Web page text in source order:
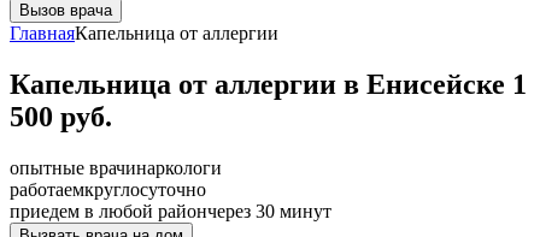
Вызов врача
ГлавнаяКапельница от аллергии
Капельница от аллергии в Енисейске 1
500 руб.
опытные врачинаркологи
работаемкруглосуточно
приедем в любой райончерез 30 минут